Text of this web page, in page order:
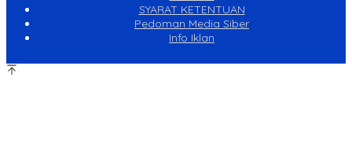
SYARAT KETENTUAN
Pedoman Media Siber
Info Iklan